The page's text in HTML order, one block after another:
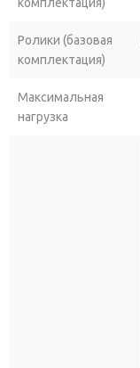
Ролики (базовая
комплектация)
Максимальная
нагрузка